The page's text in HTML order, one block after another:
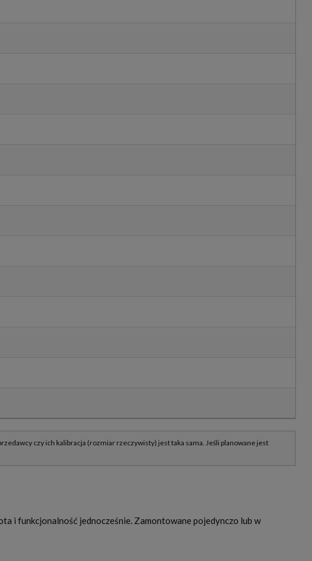
i funkcjonalność jednocześnie. Zamontowane pojedynczo lub w